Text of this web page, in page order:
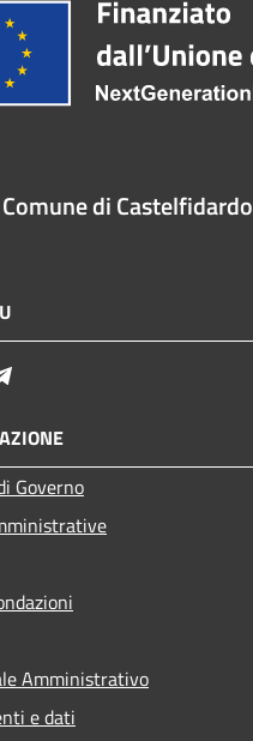
Comune di Castelfidardo
Governo
Amministrativo
e dati